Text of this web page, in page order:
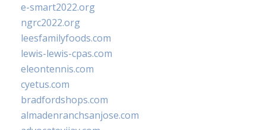
e-smart2022.org
ngrc2022.org
leesfamilyfoods.com
lewis-lewis-cpas.com
eleontennis.com
cyetus.com
bradfordshops.com
almadenranchsanjose.com